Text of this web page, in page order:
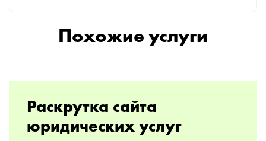
Похожие услуги
Раскрутка сайта
юридических услуг